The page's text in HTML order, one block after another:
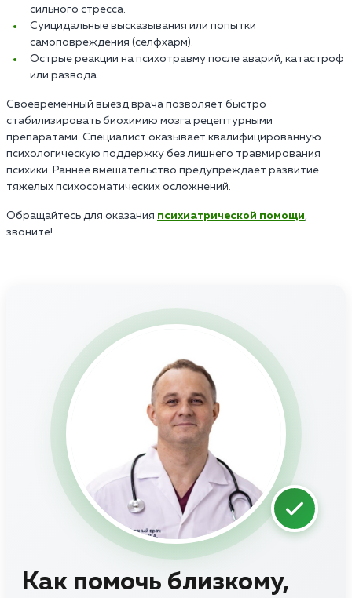
сильного стресса.
Суицидальные высказывания или попытки
самоповреждения (селфхарм).
Острые реакции на психотравму после аварий, катастроф
или развода.
Своевременный выезд врача позволяет быстро
стабилизировать биохимию мозга рецептурными
препаратами. Специалист оказывает квалифицированную
психологическую поддержку без лишнего травмирования
психики. Раннее вмешательство предупреждает развитие
тяжелых психосоматических осложнений.
Обращайтесь для оказания психиатрической помощи,
звоните!
Как помочь близкому,